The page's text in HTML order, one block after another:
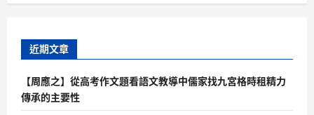
近期文章
【周應之】從高考作文題看語文教導中儒家找九宮格時租精力
傳承的主要性